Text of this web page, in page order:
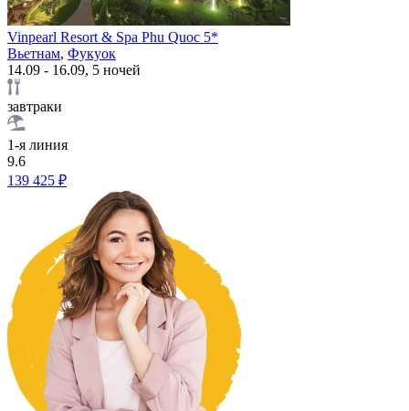
Vinpearl Resort & Spa Phu Quoc 5*
Вьетнам, Фукуок
14.09 - 16.09, 5 ночей
завтраки
1-я линия
9.6
139 425 ₽